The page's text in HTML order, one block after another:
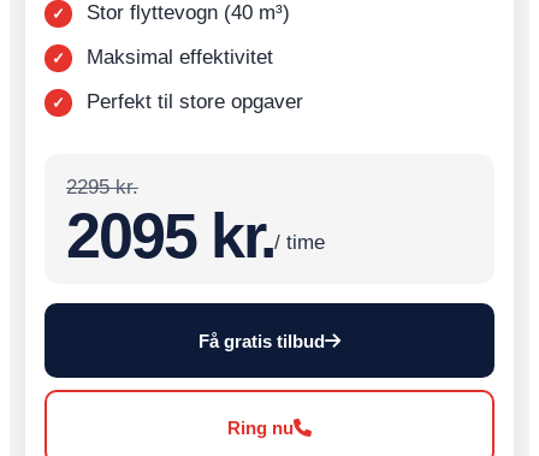
Stor flyttevogn (40 m³)
Maksimal effektivitet
Perfekt til store opgaver
2295 kr.
2095 kr./ time
Få gratis tilbud
Ring nu